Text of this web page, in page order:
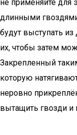
не применяйте для
длинными
будут выступать
их, чтобы затем
Закрепленный
которую
неровно
вытащить гвозди и